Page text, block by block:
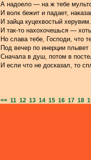
А надоело — на ж тебе
И волк бежит и падает,
И зайца куцехвостый
И так-то нахохочешься —
Но слава тебе, Господи, что
Под вечер по инерции плывет
Сначала в душ, потом в
И если что не досказал, то
<< 11 12 13 14 15 16 17 18